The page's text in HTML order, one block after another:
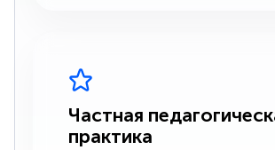
Частная
практика